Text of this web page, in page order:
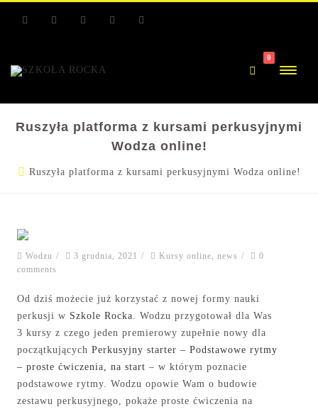
0
Ruszyła platforma z kursami perkusyjnymi
Wodza online!
Ruszyła platforma z kursami perkusyjnymi Wodza online!
Wodzu / 3 grudnia, 2021 / Kursy online news /
0
comments
Od dziś możecie już korzystać z nowej formy nauki
perkusji w Szkole Rocka. Wodzu przygotował dla Was
3 kursy z czego jeden premierowy zupełnie nowy dla
początkujących Perkusyjny starter – Podstawowe rytmy
– proste ćwiczenia, na start – w którym poznacie
podstawowe rytmy. Wodzu opowie Wam o budowie
zestawu perkusyjnego, pokaże proste ćwiczenia na